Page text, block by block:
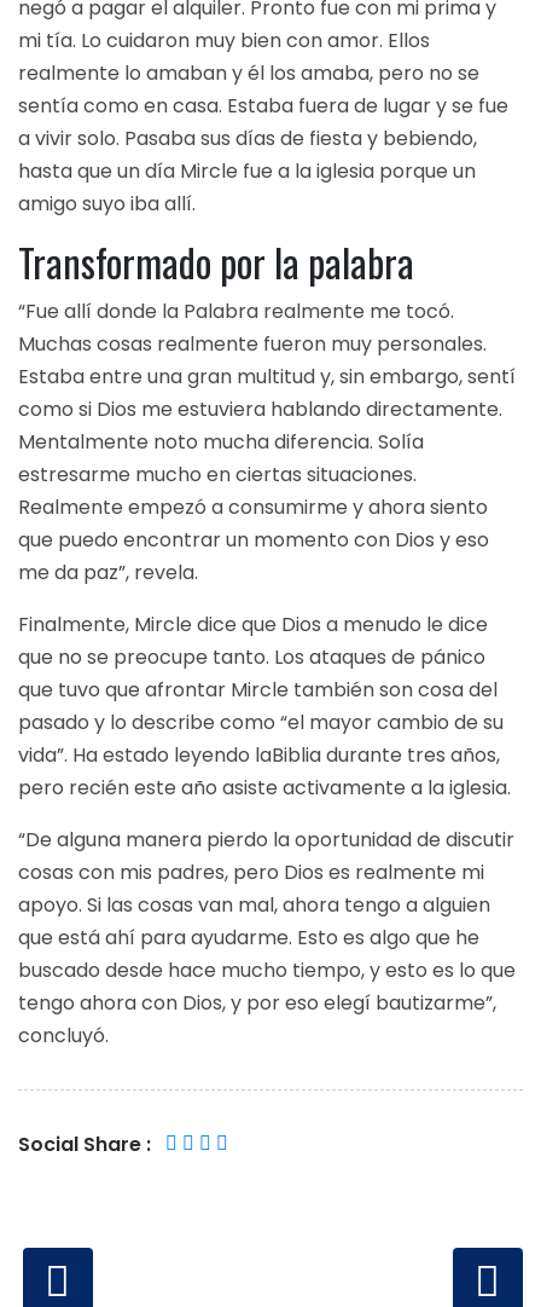
negó a pagar el alquiler. Pronto fue con mi prima y
mi tía. Lo cuidaron muy bien con amor. Ellos
realmente lo amaban y él los amaba, pero no se
sentía como en casa. Estaba fuera de lugar y se fue
a vivir solo. Pasaba sus días de fiesta y bebiendo,
hasta que un día Mircle fue a la iglesia porque un
amigo suyo iba allí.
Transformado por la palabra
“Fue allí donde la Palabra realmente me tocó.
Muchas cosas realmente fueron muy personales.
Estaba entre una gran multitud y, sin embargo, sentí
como si Dios me estuviera hablando directamente.
Mentalmente noto mucha diferencia. Solía ​​​​
estresarme mucho en ciertas situaciones.
Realmente empezó a consumirme y ahora siento
que puedo encontrar un momento con Dios y eso
me da paz”, revela.
Finalmente, Mircle dice que Dios a menudo le dice
que no se preocupe tanto. Los ataques de pánico
que tuvo que afrontar Mircle también son cosa del
pasado y lo describe como “el mayor cambio de su
vida”. Ha estado leyendo laBibliadurante tres años,
pero recién este año asiste activamente a la iglesia.
“De alguna manera pierdo la oportunidad de discutir
cosas con mis padres, pero Dios es realmente mi
apoyo. Si las cosas van mal, ahora tengo a alguien
que está ahí para ayudarme. Esto es algo que he
buscado desde hace mucho tiempo, y esto es lo que
tengo ahora con Dios, y por eso elegí bautizarme”,
concluyó.
Social Share :